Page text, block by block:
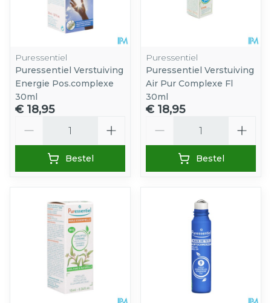
Puressentiel
Puressentiel Verstuiving
Energie Pos.complexe
30ml
€ 18,95
Bestel
Puressentiel
Puressentiel Verstuiving
Air Pur Complexe Fl
30ml
€ 18,95
Bestel